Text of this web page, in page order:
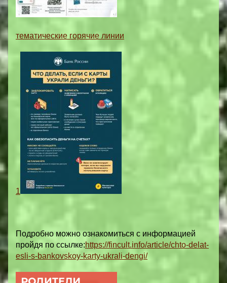
тематические горячие линии
1
Подробно можно ознакомиться с информацией
пройдя по ссылке:https://fincult.info/article/chto-delat-
esli-s-bankovskoy-karty-ukrali-dengi/